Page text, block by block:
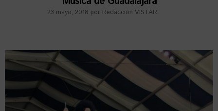
23 mayo, 2018 por Redacción VISTAR